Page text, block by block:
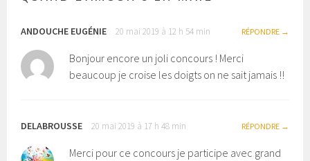
ANDOUCHE EUGÉNIE 20 mai 2019 à 12 h 54 min RÉPONDRE
Bonjour encore un joli concours ! Merci
beaucoup je croise les doigts on ne sait jamais !!
DELABROUSSE 20 mai 2019 à 17 h 48 min RÉPONDRE
Merci pour ce concours je participe avec grand